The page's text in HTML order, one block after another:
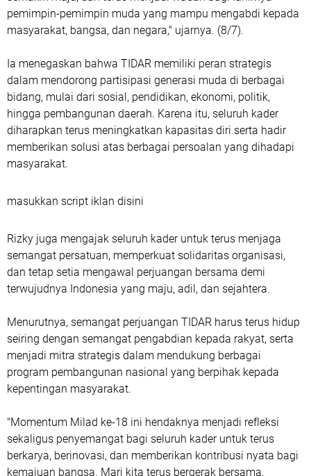
pemimpin-pemimpin muda yang mampu mengabdi kepada
masyarakat, bangsa, dan negara," ujarnya. (8/7).
Ia menegaskan bahwa TIDAR memiliki peran strategis
dalam mendorong partisipasi generasi muda di berbagai
bidang, mulai dari sosial, pendidikan, ekonomi, politik,
hingga pembangunan daerah. Karena itu, seluruh kader
diharapkan terus meningkatkan kapasitas diri serta hadir
memberikan solusi atas berbagai persoalan yang dihadapi
masyarakat.
masukkan script iklan disini
Rizky juga mengajak seluruh kader untuk terus menjaga
semangat persatuan, memperkuat solidaritas organisasi,
dan tetap setia mengawal perjuangan bersama demi
terwujudnya Indonesia yang maju, adil, dan sejahtera.
Menurutnya, semangat perjuangan TIDAR harus terus hidup
seiring dengan semangat pengabdian kepada rakyat, serta
menjadi mitra strategis dalam mendukung berbagai
program pembangunan nasional yang berpihak kepada
kepentingan masyarakat.
"Momentum Milad ke-18 ini hendaknya menjadi refleksi
sekaligus penyemangat bagi seluruh kader untuk terus
berkarya, berinovasi, dan memberikan kontribusi nyata bagi
kemajuan bangsa. Mari kita terus bergerak bersama,